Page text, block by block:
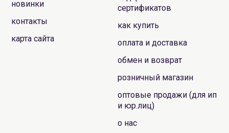
новинки
контакты
карта сайта
сертификатов
как купить
оплата и доставка
обмен и возврат
розничный магазин
оптовые продажи (для ип
и юр.лиц)
о нас